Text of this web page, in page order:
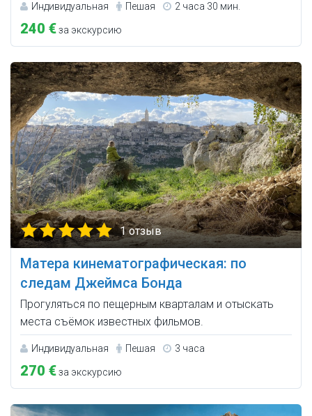
Индивидуальная Пешая 2 часа 30 мин.
240 €за экскурсию
1 отзыв
Матера кинематографическая: по
следам Джеймса Бонда
Прогуляться по пещерным кварталам и отыскать
места съёмок известных фильмов.
Индивидуальная Пешая 3 часа
270 €за экскурсию